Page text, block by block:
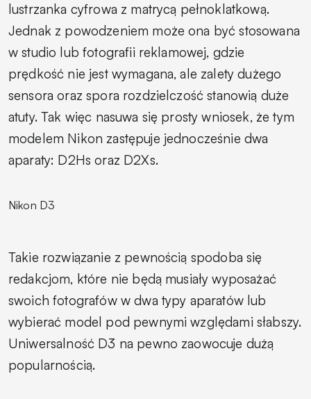
lustrzanka cyfrowa z matrycą pełnoklatkową.
Jednak z powodzeniem może ona być stosowana
w studio lub fotografii reklamowej, gdzie
prędkość nie jest wymagana, ale zalety dużego
sensora oraz spora rozdzielczość stanowią duże
atuty. Tak więc nasuwa się prosty wniosek, że tym
modelem Nikon zastępuje jednocześnie dwa
aparaty: D2Hs oraz D2Xs.
Nikon D3
Takie rozwiązanie z pewnością spodoba się
redakcjom, które nie będą musiały wyposażać
swoich fotografów w dwa typy aparatów lub
wybierać model pod pewnymi względami słabszy.
Uniwersalność D3 na pewno zaowocuje dużą
popularnością.